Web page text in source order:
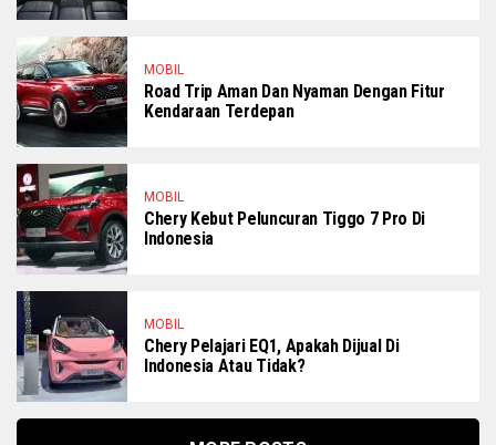
MOBIL
Road Trip Aman Dan Nyaman Dengan Fitur
Kendaraan Terdepan
MOBIL
Chery Kebut Peluncuran Tiggo 7 Pro Di
Indonesia
MOBIL
Chery Pelajari EQ1, Apakah Dijual Di
Indonesia Atau Tidak?